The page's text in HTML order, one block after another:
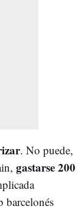
. No puede,
gastarse 200
barcelonés